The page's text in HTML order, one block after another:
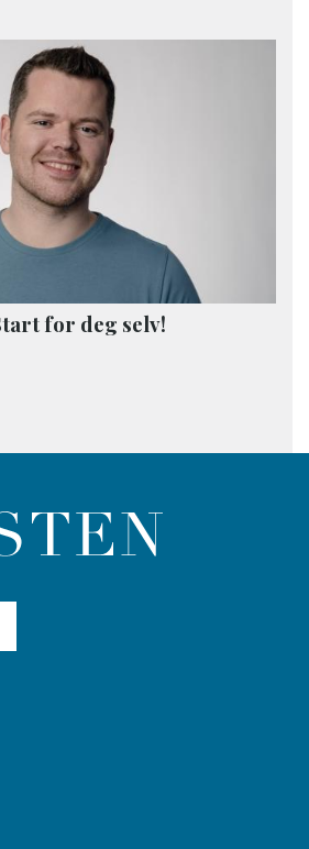
for deg selv!